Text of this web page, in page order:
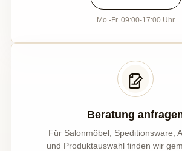
Mo.-Fr. 09:00-17:00 Uhr
Beratung
Für Salonmöbel, Speditionsware,
und Produktauswahl finden wir